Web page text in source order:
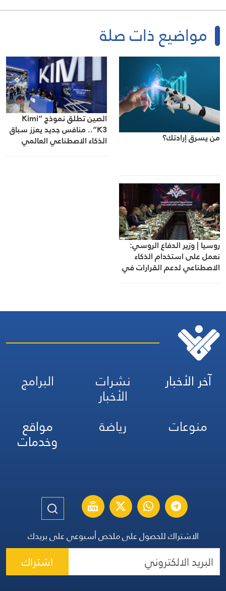
مواضيع ذات صلة
من يسرق إرادتك؟
الصين تطلق نموذج “Kimi
K3”.. منافس جديد يعزز سباق
الذكاء الاصطناعي العالمي
روسيا | وزير الدفاع الروسي:
نعمل على استخدام الذكاء
الاصطناعي لدعم القرارات في
آخر الأخبار نشرات
الأخبار
البرامج
منوعات
رياضة مواقع
وخدمات
الاشتراك للحصول على ملخص أسبوعي على بريدك
اشتراك